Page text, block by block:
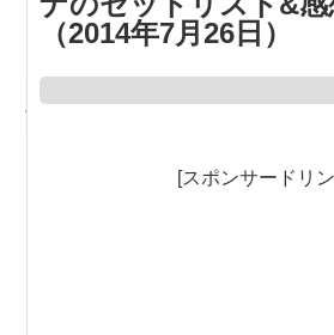
（2014年7月26日）
[スポンサードリ